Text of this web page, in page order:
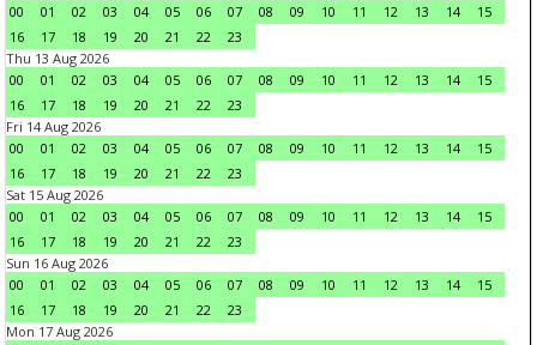
00
01 02 03 04 05 06 07 08 09 10 11 12 13 14
15
16
17 18 19 20 21 22
23
Thu 13 Aug 2026
00
01 02 03 04 05 06 07 08 09 10 11 12 13 14
15
16
17 18 19 20 21 22
23
Fri 14 Aug 2026
00
01 02 03 04 05 06 07 08 09 10 11 12 13 14
15
16
17 18 19 20 21 22
23
Sat 15 Aug 2026
00
01 02 03 04 05 06 07 08 09 10 11 12 13 14
15
16
17 18 19 20 21 22
23
Sun 16 Aug 2026
00
01 02 03 04 05 06 07 08 09 10 11 12 13 14
15
16
17 18 19 20 21 22
23
Mon 17 Aug 2026